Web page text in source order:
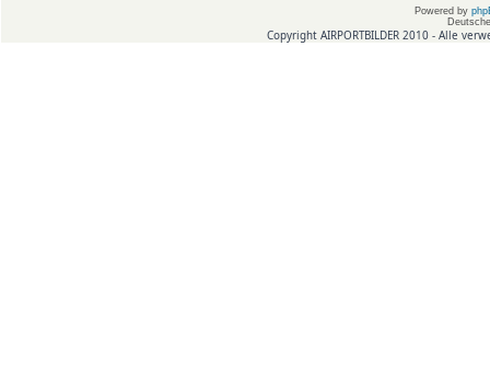
Powered by
Copyright AIRPORTBILDER 2010 - Alle